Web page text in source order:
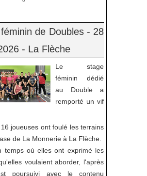
de Doubles - 28
- La Flèche
Le stage
féminin dédié
au Double a
remporté un vif
joueuses ont foulé les terrains
de La Monnerie à La Flèche.
temps où elles ont exprimé les
voulaient aborder, l'après
poursuivi avec le contenu